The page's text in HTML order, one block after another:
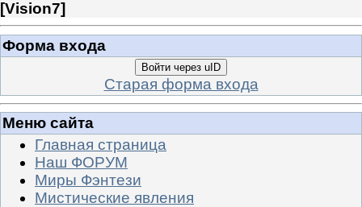
[Vision7]
Форма входа
Войти через uID
Старая форма входа
Меню сайта
Главная страница
Наш ФОРУМ
Миры Фэнтези
Мистические явления